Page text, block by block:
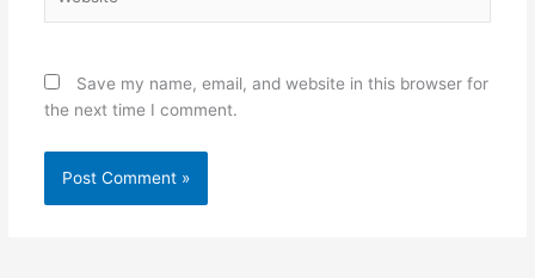
Save my name, email, and website in this browser for
the next time I comment.